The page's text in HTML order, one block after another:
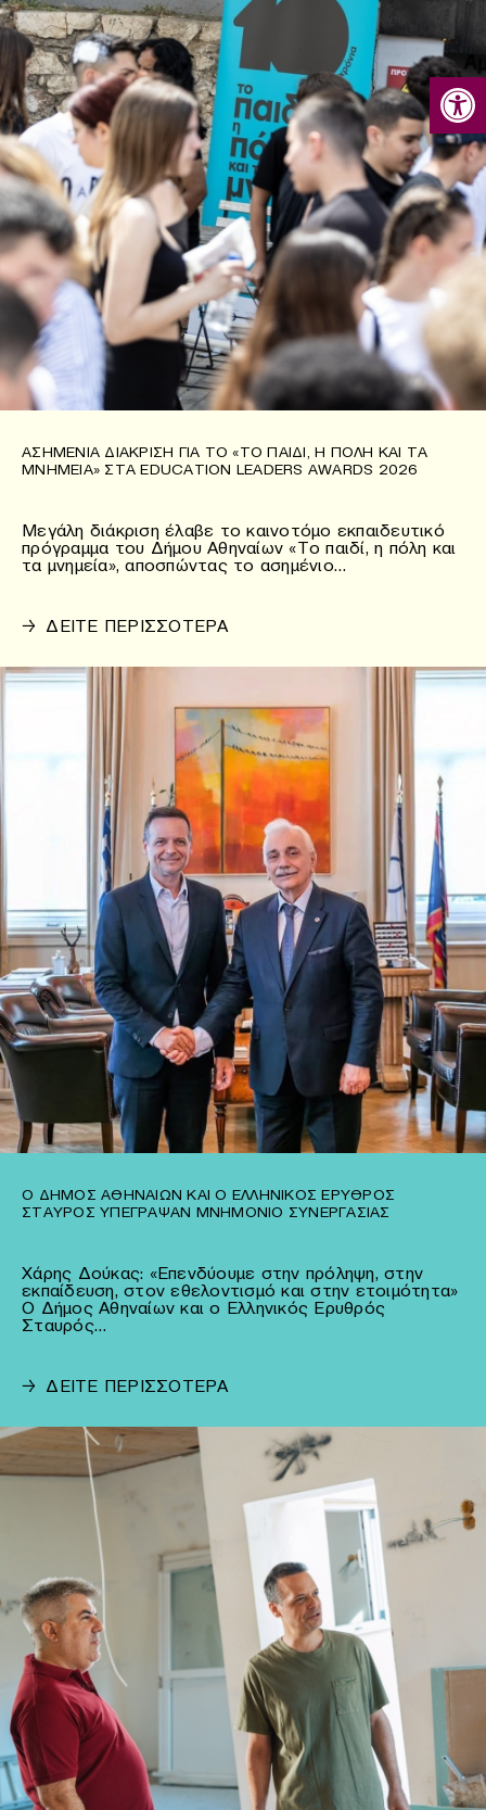
ΑΣΗΜΈΝΙΑ ΔΙΆΚΡΙΣΗ ΓΙΑ ΤΟ «ΤΟ ΠΑΙΔΊ, Η ΠΌΛΗ ΚΑΙ ΤΑ
ΜΝΗΜΕΊΑ» ΣΤΑ EDUCATION LEADERS AWARDS 2026
Μεγάλη διάκριση έλαβε το καινοτόμο εκπαιδευτικό
πρόγραμμα του Δήμου Αθηναίων «Το παιδί, η πόλη και
τα μνημεία», αποσπώντας το ασημένιο…
→ ΔΕΙΤΕ ΠΕΡΙΣΣΟΤΕΡΑ
Ο ΔΉΜΟΣ ΑΘΗΝΑΊΩΝ ΚΑΙ Ο ΕΛΛΗΝΙΚΌΣ ΕΡΥΘΡΌΣ
ΣΤΑΥΡΌΣ ΥΠΈΓΡΑΨΑΝ ΜΝΗΜΌΝΙΟ ΣΥΝΕΡΓΑΣΊΑΣ
Χάρης Δούκας: «Επενδύουμε στην πρόληψη, στην
εκπαίδευση, στον εθελοντισμό και στην ετοιμότητα»
Ο Δήμος Αθηναίων και ο Ελληνικός Ερυθρός
Σταυρός…
→ ΔΕΙΤΕ ΠΕΡΙΣΣΟΤΕΡΑ